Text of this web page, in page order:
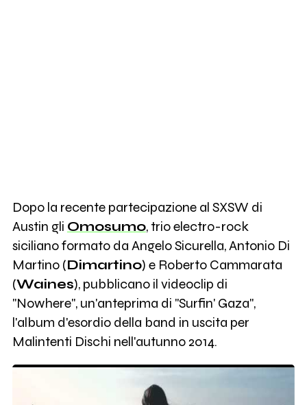
Dopo la recente partecipazione al SXSW di
Austin gli Omosumo, trio electro-rock
siciliano formato da Angelo Sicurella, Antonio Di
Martino (Dimartino) e Roberto Cammarata
(Waines), pubblicano il videoclip di
"Nowhere", un'anteprima di "Surfin' Gaza",
l'album d'esordio della band in uscita per
Malintenti Dischi nell'autunno 2014.